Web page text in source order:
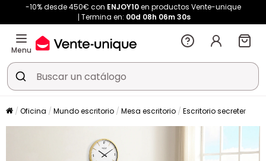
-10% desde 450€ con ENJOY10en productos Vente-unique
Termina en: 00d 08h 06m 30s
Menu
Oficina Mundo escritorio Mesa escritorio Escritorio secreter